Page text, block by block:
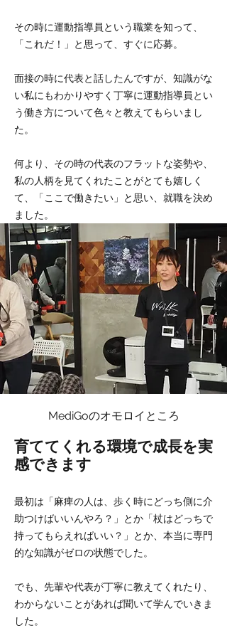
その時に運動指導員という職業を知って、
「これだ！」と思って、すぐに応募。
面接の時に代表と話したんですが、知識がな
い私にもわかりやすく丁寧に運動指導員とい
う働き方について色々と教えてもらいまし
た。
何より、その時の代表のフラットな姿勢や、
私の人柄を見てくれたことがとても嬉しく
て、「ここで働きたい」と思い、就職を決め
ました。
MediGoのオモロイところ
育ててくれる環境で成長を実
感できます
最初は「麻痺の人は、歩く時にどっち側に介
助つけばいいんやろ？」とか「杖はどっちで
持ってもらえればいい？」とか、本当に専門
的な知識がゼロの状態でした。
でも、先輩や代表が丁寧に教えてくれたり、
わからないことがあれば聞いて学んでいきま
した。